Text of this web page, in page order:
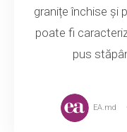
granițe închise și
poate fi
pus
EA.md